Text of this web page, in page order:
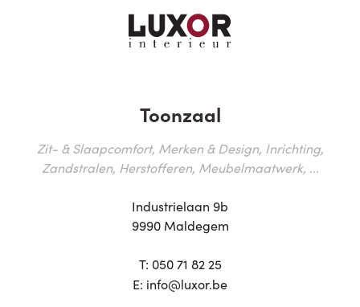
Toonzaal
Zit- & Slaapcomfort, Merken & Design, Inrichting,
Zandstralen, Herstofferen, Meubelmaatwerk, ...
Industrielaan 9b
9990 Maldegem
T: 050 71 82 25
E: info@luxor.be